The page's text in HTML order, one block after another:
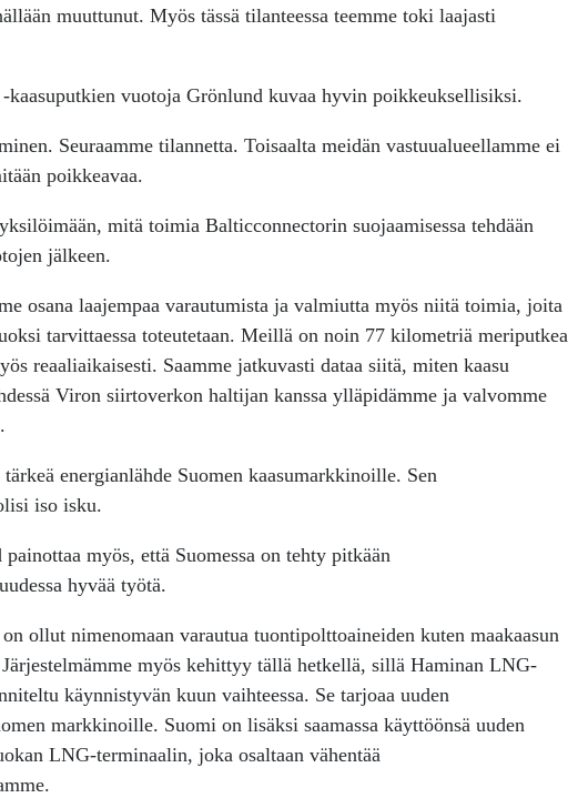
muuttunut. Myös tässä tilanteessa teemme toki laajasti
-kaasuputkien vuotoja Grönlund kuvaa hyvin poikkeuksellisiksi.
Seuraamme tilannetta. Toisaalta meidän vastuualueellamme ei
poikkeavaa.
mitä toimia Balticconnectorin suojaamisessa tehdään
jälkeen.
osana laajempaa varautumista ja valmiutta myös niitä toimia, joita
tarvittaessa toteutetaan. Meillä on noin 77 kilometriä meriputkea
reaaliaikaisesti. Saamme jatkuvasti dataa siitä, miten kaasu
Viron siirtoverkon haltijan kanssa ylläpidämme ja valvomme
energianlähde Suomen kaasumarkkinoille. Sen
iso isku.
myös, että Suomessa on tehty pitkään
hyvää työtä.
ollut nimenomaan varautua tuontipolttoaineiden kuten maakaasun
myös kehittyy tällä hetkellä, sillä Haminan LNG-
käynnistyvän kuun vaihteessa. Se tarjoaa uuden
markkinoille. Suomi on lisäksi saamassa käyttöönsä uuden
LNG-terminaalin, joka osaltaan vähentää